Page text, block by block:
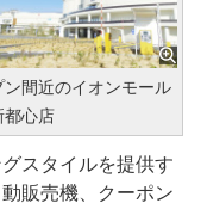
ン間近のイオンモール
都心店
スタイルを提供す
販売機、クーポン